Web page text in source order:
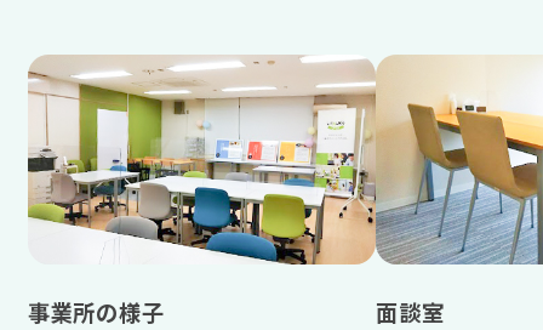
事業所の様子
面談室